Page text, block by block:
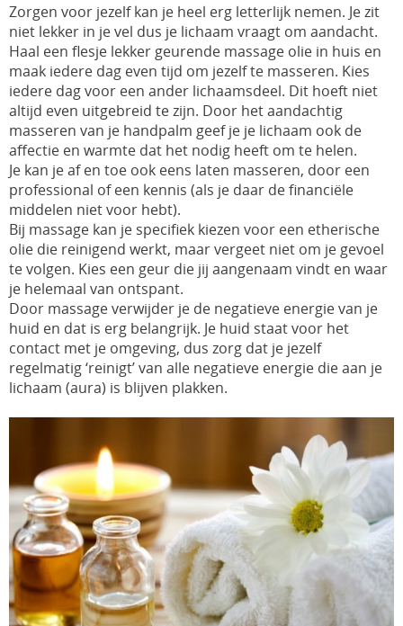
Zorgen voor jezelf kan je heel erg letterlijk nemen. Je zit
niet lekker in je vel dus je lichaam vraagt om aandacht.
Haal een flesje lekker geurende massage olie in huis en
maak iedere dag even tijd om jezelf te masseren. Kies
iedere dag voor een ander lichaamsdeel. Dit hoeft niet
altijd even uitgebreid te zijn. Door het aandachtig
masseren van je handpalm geef je je lichaam ook de
affectie en warmte dat het nodig heeft om te helen.
Je kan je af en toe ook eens laten masseren, door een
professional of een kennis (als je daar de financiële
middelen niet voor hebt).
Bij massage kan je specifiek kiezen voor een etherische
olie die reinigend werkt, maar vergeet niet om je gevoel
te volgen. Kies een geur die jij aangenaam vindt en waar
je helemaal van ontspant.
Door massage verwijder je de negatieve energie van je
huid en dat is erg belangrijk. Je huid staat voor het
contact met je omgeving, dus zorg dat je jezelf
regelmatig ‘reinigt’ van alle negatieve energie die aan je
lichaam (aura) is blijven plakken.